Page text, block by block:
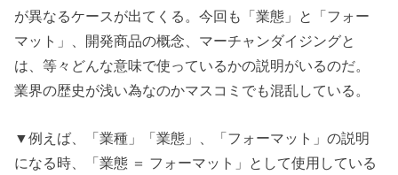
が異なるケースが出てくる。今回も「業態」と「フォー
マット」、開発商品の概念、マーチャンダイジングと
は、等々どんな意味で使っているかの説明がいるのだ。
業界の歴史が浅い為なのかマスコミでも混乱している。
▼例えば、「業種」「業態」、「フォーマット」の説明
になる時、「業態 ＝ フォーマット」として使用している